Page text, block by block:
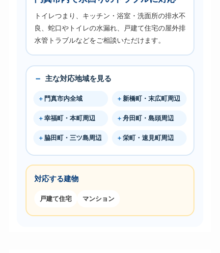
トイレつまり、キッチン・浴室・洗面所の排水不
良、蛇口やトイレの水漏れ、戸建て住宅の屋外排
水管トラブルなどをご相談いただけます。
主な対応地域を見る
門真市内全域 新橋町・末広町周辺
幸福町・本町周辺 舟田町・島頭周辺
脇田町・三ツ島周辺 栄町・速見町周辺
対応する建物
戸建て住宅 マンション